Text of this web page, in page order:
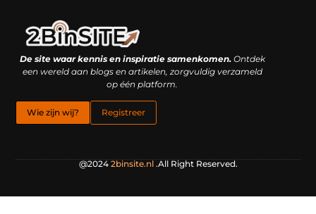
De site waar kennis en inspiratie samenkomen.Ontdek
een wereld aan blogs en artikelen, zorgvuldig verzameld
op één platform.
Wie zijn wij? Registreer
@2024 2binsite.nl.All Right Reserved.